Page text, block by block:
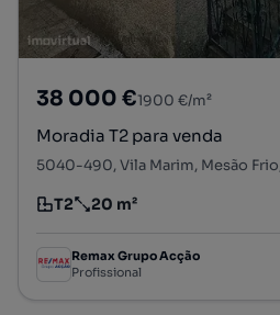
38 000 €1900 €/m²
Moradia T2 para venda
5040-490, Vila Marim, Mesão
Tipologia
T2
Preço por metro quadrado
20 m²
Remax Grupo Acção
Profissional